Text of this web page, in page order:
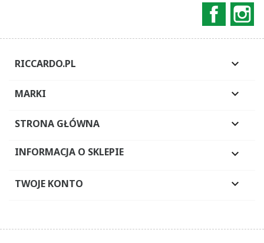
RICCARDO.PL 
MARKI 
STRONA GŁÓWNA 
INFORMACJA O SKLEPIE 
TWOJE KONTO 